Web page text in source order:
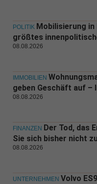
POLITIK Mobilisierung
größtes
08.08.2026
IMMOBILIEN
geben Geschäft auf –
08.08.2026
FINANZEN Der Tod, das
Sie sich bisher nicht
08.08.2026
UNTERNEHMEN Volvo